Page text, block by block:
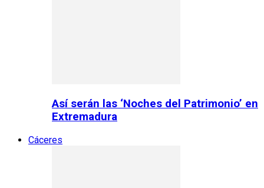
Así serán las ‘Noches del Patrimonio’ en
Extremadura
Cáceres